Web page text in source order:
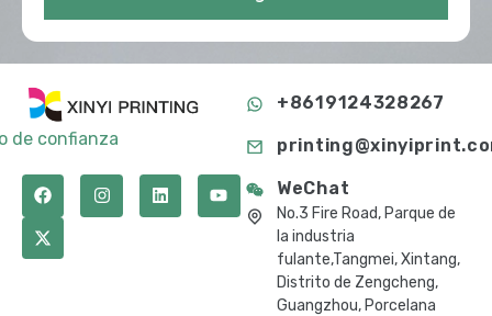
de confianza
+8619124328267
WeChat
No.3 Fire Road, Parque de
la industria
fulante,Tangmei, Xintang,
Distrito de Zengcheng,
Guangzhou, Porcelana